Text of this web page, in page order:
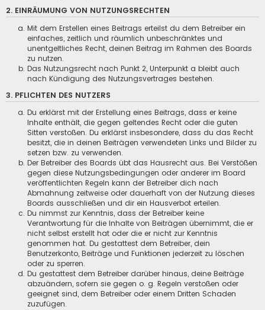
2. EINRÄUMUNG VON NUTZUNGSRECHTEN
Mit dem Erstellen eines Beitrags erteilst du dem Betreiber ein
einfaches, zeitlich und räumlich unbeschränktes und
unentgeltliches Recht, deinen Beitrag im Rahmen des Boards
zu nutzen.
Das Nutzungsrecht nach Punkt 2, Unterpunkt a bleibt auch
nach Kündigung des Nutzungsvertrages bestehen.
3. PFLICHTEN DES NUTZERS
Du erklärst mit der Erstellung eines Beitrags, dass er keine
Inhalte enthält, die gegen geltendes Recht oder die guten
Sitten verstoßen. Du erklärst insbesondere, dass du das Recht
besitzt, die in deinen Beiträgen verwendeten Links und Bilder zu
setzen bzw. zu verwenden.
Der Betreiber des Boards übt das Hausrecht aus. Bei Verstößen
gegen diese Nutzungsbedingungen oder anderer im Board
veröffentlichten Regeln kann der Betreiber dich nach
Abmahnung zeitweise oder dauerhaft von der Nutzung dieses
Boards ausschließen und dir ein Hausverbot erteilen.
Du nimmst zur Kenntnis, dass der Betreiber keine
Verantwortung für die Inhalte von Beiträgen übernimmt, die er
nicht selbst erstellt hat oder die er nicht zur Kenntnis
genommen hat. Du gestattest dem Betreiber, dein
Benutzerkonto, Beiträge und Funktionen jederzeit zu löschen
oder zu sperren.
Du gestattest dem Betreiber darüber hinaus, deine Beiträge
abzuändern, sofern sie gegen o. g. Regeln verstoßen oder
geeignet sind, dem Betreiber oder einem Dritten Schaden
zuzufügen.